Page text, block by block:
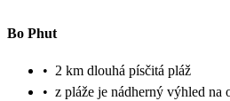
Bo Phut
• 2 km dlouhá písčitá pláž
• z pláže je nádherný výhled na